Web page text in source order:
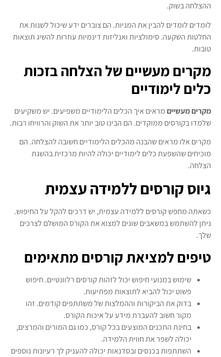
ההצלחה בשוק.
לומדים לומדים להבין את המניות. הם צוברים ידע שיכול לשנות את
החלטות השקעה. סימולציות ואנליזות דינמיות עוזרות להשיג תוצאות
טובות.
מקרים מעשיים של הצלחה בזכות
כלים לימודיים
מקרים מעשייםמראים איך הכלים הלימודיים משפיעים. יש משקיעים
שלמדו בקורסים ממוקדים. הם הבינו טוב יותר את השוק והרוויחו רבות.
מקרים אלו מראים שהבנה מהכלים הלימודיים חשובה להצלחה. הם
מוכיחים שהשפעת כלים לימודיים יכולה להיות מרכזית בהשגת
הצלחה.
גיוס קורסים ללמידה עצמית
כשאתה מחפש קורסים ללמידה עצמית, יש דרכים להקל על החיפוש.
ניתן להשתמש במשאבים שונים למצוא את הקורס המושלם לצרכים
שלך.
טיפים למציאת קורסים מתאימים
שימוש במנועי חיפוש יכול לזהות קורסים רלוונטיים. חיפוש
פשוט יכול להביא לתוצאות מפתיעות.
בדוק את הביקורות וההמלצות של משתתפים קודמים. זהו
מקור חשוב להעברת מידע על איכות הקורס.
בחינת התכנים המוצעים בכל קורס, כמו גם המורים והמרצים,
יכולה לשפר את חווית הלמידה.
השתתפות בכנסים ובסדנאות יכולה להעניק לך רעיונות נוספים